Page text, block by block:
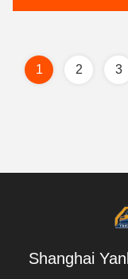
1 2 3
Shanghai